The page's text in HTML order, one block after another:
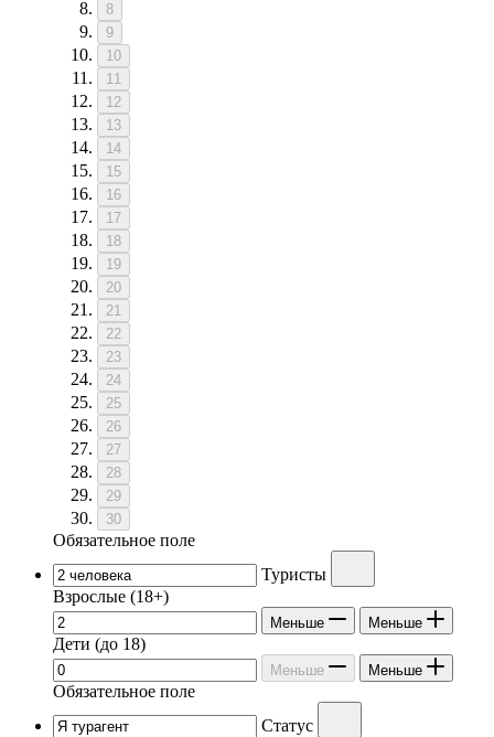
8
9
10
11
12
13
14
15
16
17
18
19
20
21
22
23
24
25
26
27
28
29
30
Обязательное поле
Туристы
Взрослые (18+)
Меньше Меньше
Дети (до 18)
Меньше Меньше
Обязательное поле
Статус